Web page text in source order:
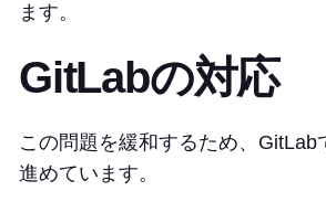
ます。
GitLabの対応
この問題を緩和するため、GitLab
進めています。